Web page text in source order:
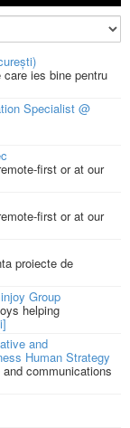
ies bine pentru
Specialist @
first or at our
first or at our
proiecte de
Group
helping
and
Human Strategy
communications